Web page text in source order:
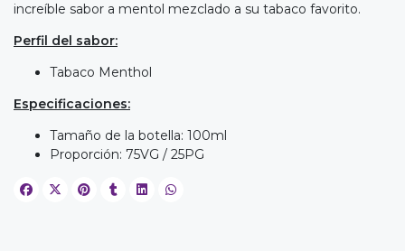
increíble sabor a mentol mezclado a su tabaco favorito.
Perfil del sabor:
Tabaco Menthol
Especificaciones:
Tamaño de la botella: 100ml
Proporción: 75VG / 25PG